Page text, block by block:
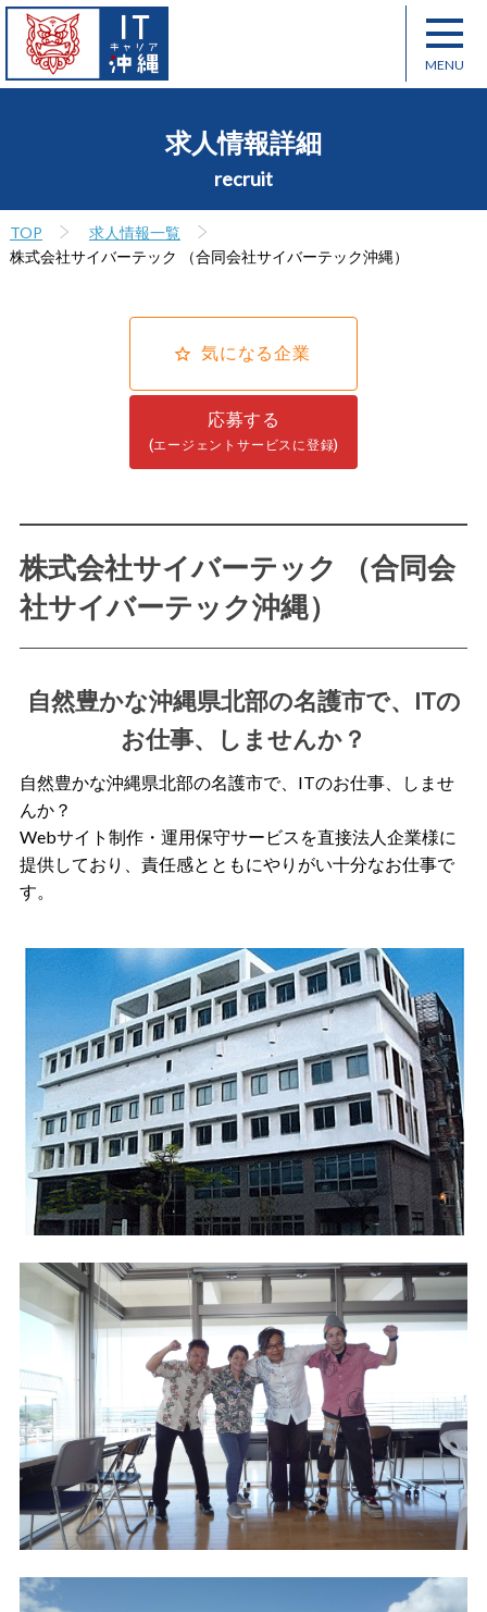
求人情報詳細
recruit
TOP
求人情報一覧
株式会社サイバーテック （合同会社サイバーテック沖縄）
気になる企業
応募する
(エージェントサービスに登録)
株式会社サイバーテック （合同会
社サイバーテック沖縄）
自然豊かな沖縄県北部の名護市で、ITの
お仕事、しませんか？
自然豊かな沖縄県北部の名護市で、ITのお仕事、しませ
んか？
Webサイト制作・運用保守サービスを直接法人企業様に
提供しており、責任感とともにやりがい十分なお仕事で
す。